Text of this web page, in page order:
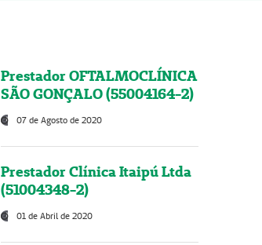
Prestador OFTALMOCLÍNICA
SÃO GONÇALO (55004164-2)
07 de Agosto de 2020
Prestador Clínica Itaipú Ltda
(51004348-2)
01 de Abril de 2020